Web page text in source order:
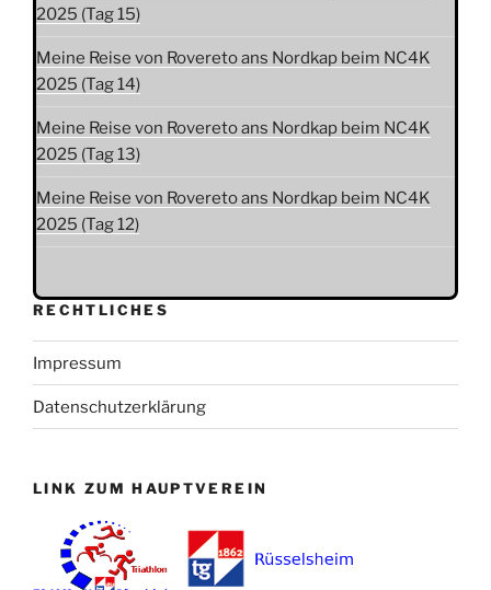
2025 (Tag 15)
Meine Reise von Rovereto ans Nordkap beim NC4K
2025 (Tag 14)
Meine Reise von Rovereto ans Nordkap beim NC4K
2025 (Tag 13)
Meine Reise von Rovereto ans Nordkap beim NC4K
2025 (Tag 12)
RECHTLICHES
Impressum
Datenschutzerklärung
LINK ZUM HAUPTVEREIN